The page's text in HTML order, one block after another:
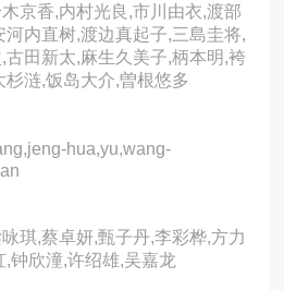
京香,内村光良,市川由衣,渡部
河内直树,渡边真起子,三島圭将,
古田新太,麻生久美子,柄本明,袴
杉涟,饭岛大介,曽根悠多
hua,yu,wang-
琪,蔡卓妍,甄子丹,李彩桦,方力
,钟欣潼,许绍雄,吴嘉龙